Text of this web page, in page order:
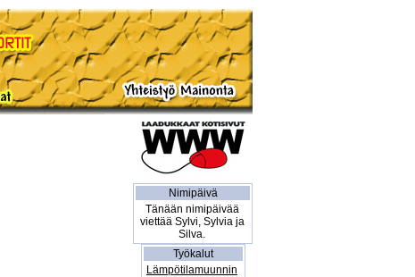
Nimipäivä
Tänään nimipäivää
viettää Sylvi, Sylvia ja
Silva.
Työkalut
Lämpötilamuunnin